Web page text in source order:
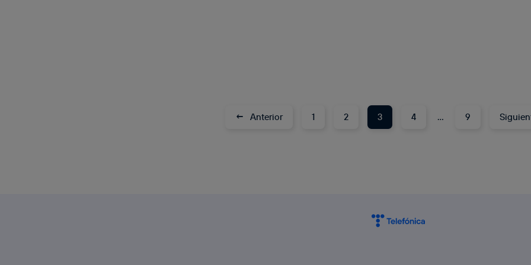
← Anterior 1 2 3 4 … 9